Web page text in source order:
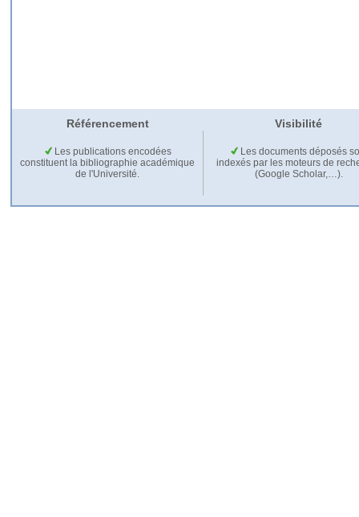
Référencement Visibilité
Les publications encodées
constituent la bibliographie académique
de l'Université.
Les documents déposés
indexés par les moteurs de
(Google Scholar,…).